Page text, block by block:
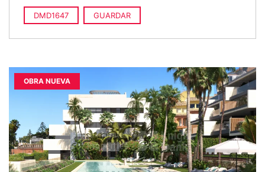
DMD1647 GUARDAR
OBRA NUEVA